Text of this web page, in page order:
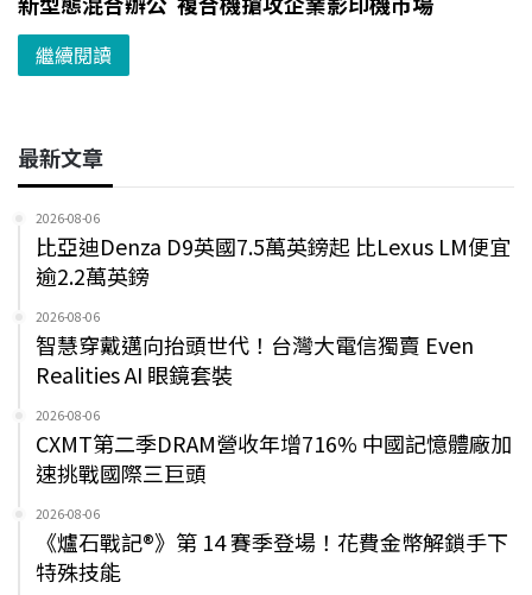
繼續閱讀
最新文章
2026-08-06
比亞迪Denza D9英國7.5萬英鎊起 比Lexus LM便宜
逾2.2萬英鎊
2026-08-06
智慧穿戴邁向抬頭世代！台灣大電信獨賣 Even
Realities AI 眼鏡套裝
2026-08-06
CXMT第二季DRAM營收年增716% 中國記憶體廠加
速挑戰國際三巨頭
2026-08-06
《爐石戰記®》第 14 賽季登場！花費金幣解鎖手下
特殊技能